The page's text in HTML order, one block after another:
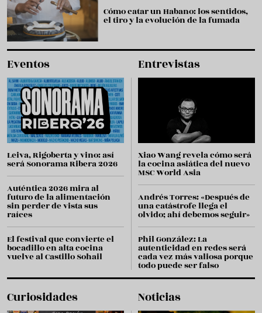
Cómo catar un Habano: los sentidos,
el tiro y la evolución de la fumada
Eventos
Leiva, Rigoberta y vino: así
será Sonorama Ribera 2026
Auténtica 2026 mira al
futuro de la alimentación
sin perder de vista sus
raíces
El festival que convierte el
bocadillo en alta cocina
vuelve al Castillo Sohail
Entrevistas
Xiao Wang revela cómo será
la cocina asiática del nuevo
MSC World Asia
Andrés Torres: «Después de
una catástrofe llega el
olvido; ahí debemos seguir»
Phil González: La
autenticidad en redes será
cada vez más valiosa porque
todo puede ser falso
Curiosidades Noticias